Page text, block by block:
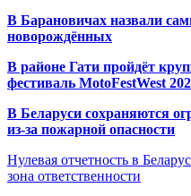
В Барановичах назвали
новорождённых
В районе Гати пройдёт
фестиваль MotoFestWest
В Беларуси сохраняются
из-за пожарной опасности
Нулевая отчетность в
зона ответственности